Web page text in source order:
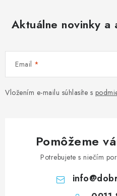
Aktuálne novinky a
Email
Vložením e-mailu súhlasíte s
Pomôžeme
Potrebujete s niečím
info@